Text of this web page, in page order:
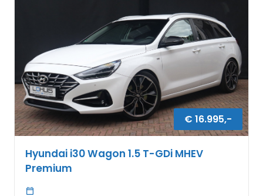
€16.995,-
Hyundai i30 Wagon 1.5 T-GDi MHEV
Premium